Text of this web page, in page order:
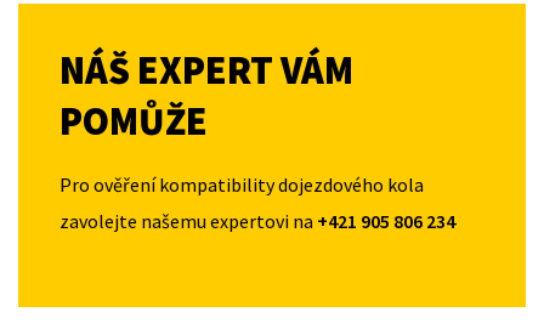
NÁŠ EXPERT VÁM
POMŮŽE
Pro ověření kompatibility dojezdového kola
zavolejte našemu expertovi na +421 905 806 234